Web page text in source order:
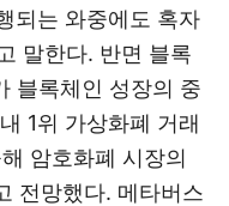
되는 와중에도 혹자
말한다. 반면 블록
블록체인 성장의 중
1위 가상화폐 거래
암호화폐 시장의
전망했다. 메타버스